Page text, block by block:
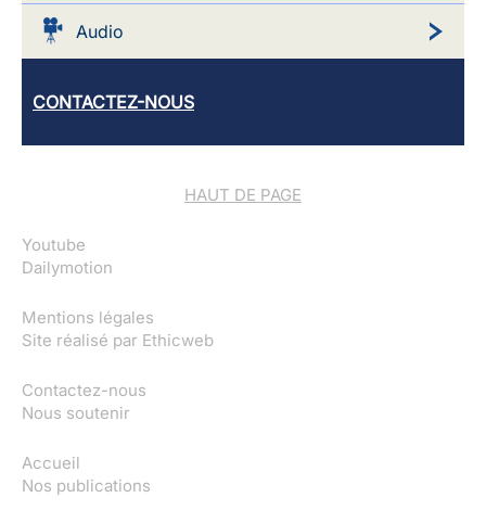
Audio
CONTACTEZ-NOUS
HAUT DE PAGE
Youtube
Dailymotion
Mentions légales
Site réalisé par Ethicweb
Contactez-nous
Nous soutenir
Accueil
Nos publications